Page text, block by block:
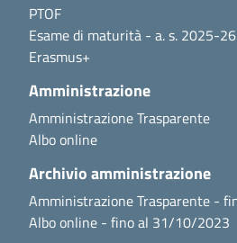
PTOF
Esame di maturità - a. s. 2025-26
Erasmus+
Amministrazione
Amministrazione Trasparente
Albo online
Archivio amministrazione
Amministrazione Trasparente -
Albo online - fino al 31/10/2023